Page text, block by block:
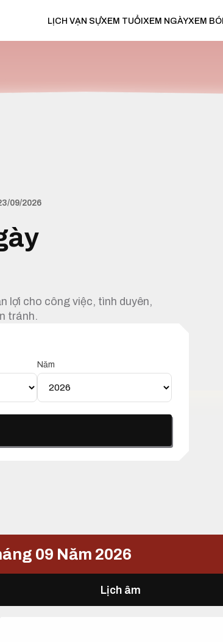
LỊCH VẠN SỰXEM TUỔI XEM NGÀYXEM
09/2026
lợi cho công việc, tình duyên,
tránh.
Năm
09 Năm 2026
Lịch âm